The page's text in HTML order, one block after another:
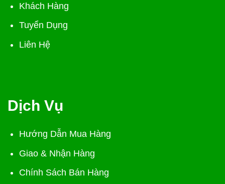
Khách Hàng
Tuyển Dụng
Liên Hệ
Dịch Vụ
Hướng Dẫn Mua Hàng
Giao & Nhận Hàng
Chính Sách Bán Hàng